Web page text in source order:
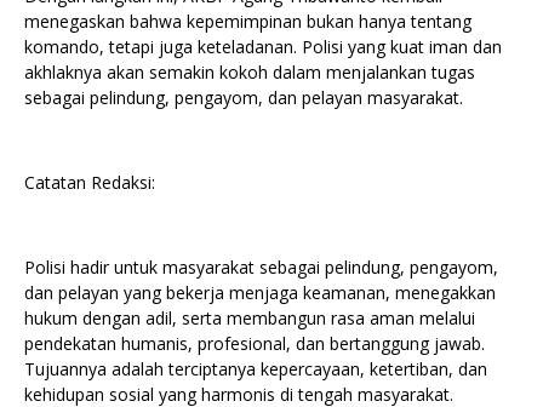
menegaskan bahwa kepemimpinan bukan hanya tentang
komando, tetapi juga keteladanan. Polisi yang kuat iman dan
akhlaknya akan semakin kokoh dalam menjalankan tugas
sebagai pelindung, pengayom, dan pelayan masyarakat.
Catatan Redaksi:
Polisi hadir untuk masyarakat sebagai pelindung, pengayom,
dan pelayan yang bekerja menjaga keamanan, menegakkan
hukum dengan adil, serta membangun rasa aman melalui
pendekatan humanis, profesional, dan bertanggung jawab.
Tujuannya adalah terciptanya kepercayaan, ketertiban, dan
kehidupan sosial yang harmonis di tengah masyarakat.